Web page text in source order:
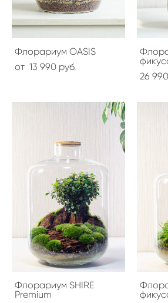
Флорариум OASIS
от 13 990 pуб.
26
Флорариум SHIRE
Premium